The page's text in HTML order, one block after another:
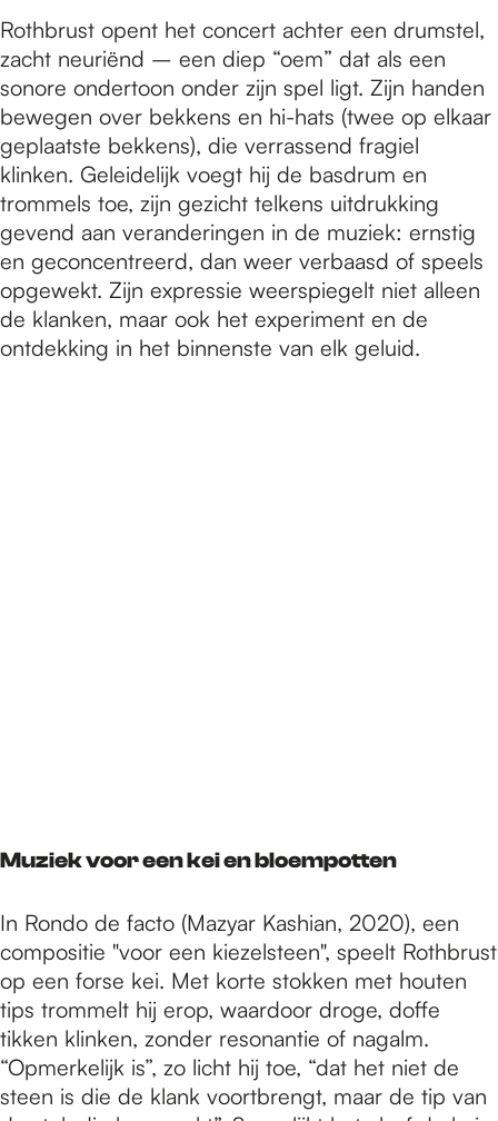
Rothbrust opent het concert achter een drumstel,
zacht neuriënd – een diep “oem” dat als een
sonore ondertoon onder zijn spel ligt. Zijn handen
bewegen over bekkens en hi-hats (twee op elkaar
geplaatste bekkens), die verrassend fragiel
klinken. Geleidelijk voegt hij de basdrum en
trommels toe, zijn gezicht telkens uitdrukking
gevend aan veranderingen in de muziek: ernstig
en geconcentreerd, dan weer verbaasd of speels
opgewekt. Zijn expressie weerspiegelt niet alleen
de klanken, maar ook het experiment en de
ontdekking in het binnenste van elk geluid.
Muziek voor een kei en bloempotten
In Rondo de facto (Mazyar Kashian, 2020), een
compositie "voor een kiezelsteen", speelt Rothbrust
op een forse kei. Met korte stokken met houten
tips trommelt hij erop, waardoor droge, doffe
tikken klinken, zonder resonantie of nagalm.
“Opmerkelijk is”, zo licht hij toe, “dat het niet de
steen is die de klank voortbrengt, maar de tip van